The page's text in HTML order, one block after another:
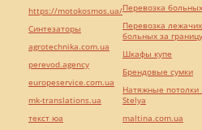
https://motokosmos.ua/
Синтезаторы
agrotechnika.com.ua
perevod.agency
europeservice.com.ua
mk-translations.ua
текст юа
Перевозка больных
Перевозка лежачих
больных за границу
Шкафы купе
Брендовые сумки
Натяжные потолки
Stelya
maltina.com.ua